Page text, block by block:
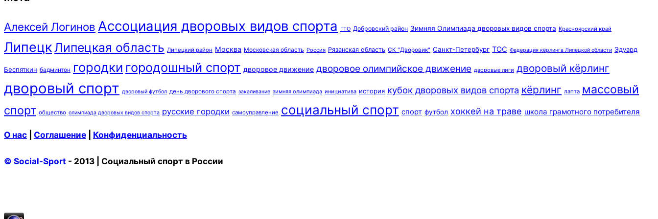
Алексей Логинов Ассоциация дворовых видов спорта ГТО Добровский район Зимняя Олимпиада дворовых видов спорта Красноярский край
ЛипецкЛипецкая область Липецкий район Москва Московская область Россия Рязанская область СК "Дворовик" Санкт-Петербург ТОС Федерация кёрлинга Липецкой области Эдуард
Беспяткин бадминтон городки городошный спорт дворовое движение дворовое олимпийское движение дворовые лиги дворовый кёрлинг
дворовый спорт дворовый футбол день дворового спорта закаливание зимняя олимпиада инициатива история кубок дворовых видов спорта кёрлинг лапта массовый
спорт общество олимпиада дворовых видов спорта русские городки самоуправление социальный спорт спорт футбол хоккей на траве школа грамотного потребителя
О нас Соглашение Конфиденциальность
© Social-Sport - 2013 | Социальный спорт в России